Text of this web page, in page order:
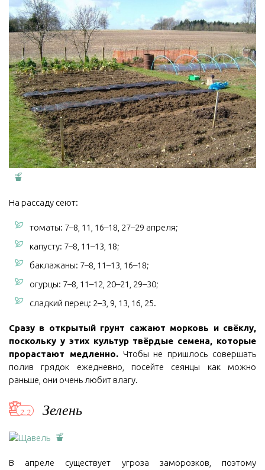
На рассаду сеют:
томаты: 7–8, 11, 16–18, 27–29 апреля;
капусту: 7–8, 11–13, 18;
баклажаны: 7–8, 11–13, 16–18;
огурцы: 7–8, 11–12, 20–21, 29–30;
сладкий перец: 2–3, 9, 13, 16, 25.
Сразу в открытый грунт сажают морковь и свёклу,
поскольку у этих культур твёрдые семена, которые
прорастают медленно.Чтобы не пришлось совершать
полив грядок ежедневно, посейте сеянцы как можно
раньше, они очень любит влагу.
Зелень
В апреле существует угроза заморозков, поэтому